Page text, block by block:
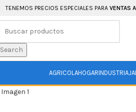
TENEMOS PRECIOS ESPECIALES PARA VENTAS
Search
AGRICOLAHOGARINDUSTRIA